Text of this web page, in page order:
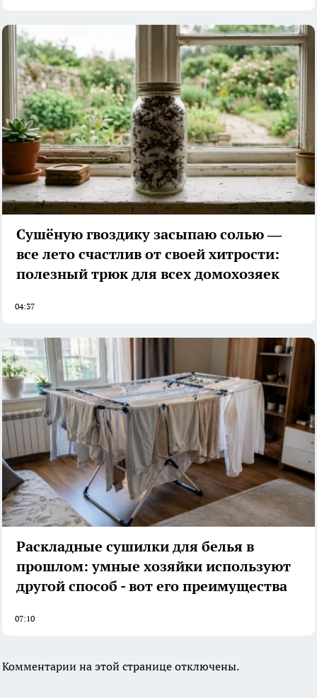
Сушёную гвоздику засыпаю солью —
все лето счастлив от своей хитрости:
полезный трюк для всех домохозяек
04:37
Раскладные сушилки для белья в
прошлом: умные хозяйки используют
другой способ - вот его преимущества
07:10
Комментарии на этой странице отключены.